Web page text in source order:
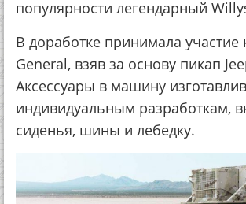
популярности легендарный
В доработке принимала участие
General, взяв за основу пикап
Аксессуары в машину
индивидуальным разработкам,
сиденья, шины и лебедку.